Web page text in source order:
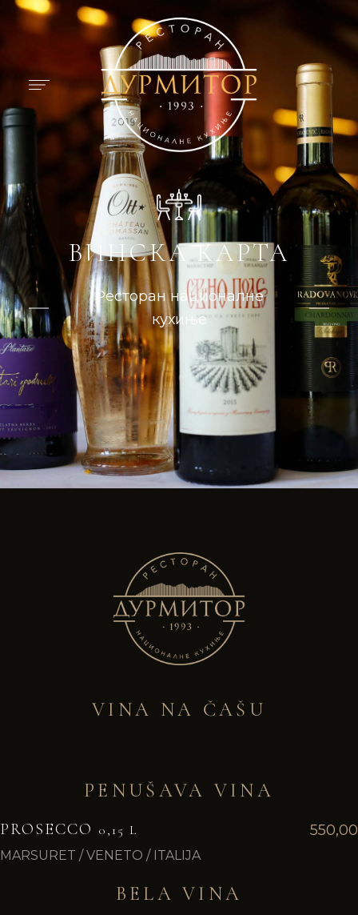
ВИНСКА КАРТА
Ресторан националне
кухиње
VINA NA ČAŠU
PENUŠAVA VINA
PROSECCO 0,15 L 550,00
MARSURET / VENETO / ITALIJA
BELA VINA